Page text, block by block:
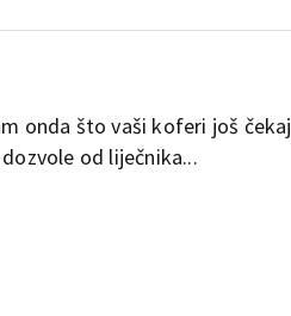
onda što vaši koferi još
od liječnika...